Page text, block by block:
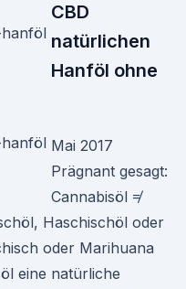
CBD
natürlichen
Hanföl ohne
Mai 2017
Prägnant gesagt:
Cannabisöl ≠
Haschischöl oder
oder Marihuana
eine natürliche